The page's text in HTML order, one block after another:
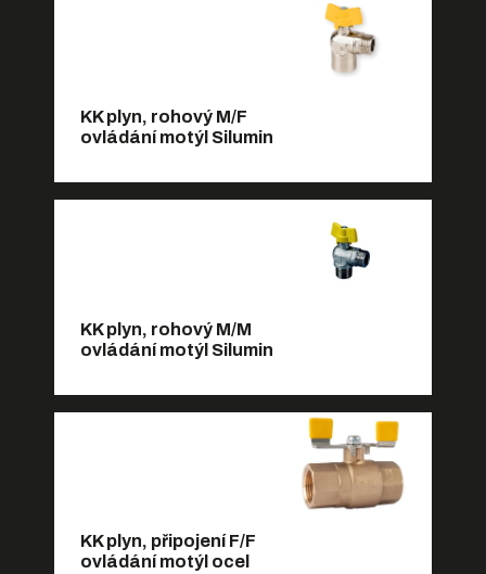
KK plyn, rohový M/F
ovládání motýl Silumin
KK plyn, rohový M/M
ovládání motýl Silumin
KK plyn, připojení F/F
ovládání motýl ocel